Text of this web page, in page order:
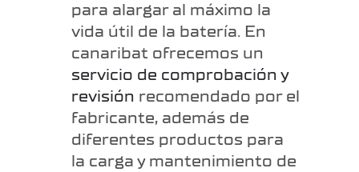
para alargar al máximo la
vida útil de la batería. En
canaribat ofrecemos un
servicio de comprobación y
revisión recomendado por el
fabricante, además de
diferentes productos para
la carga y mantenimiento de